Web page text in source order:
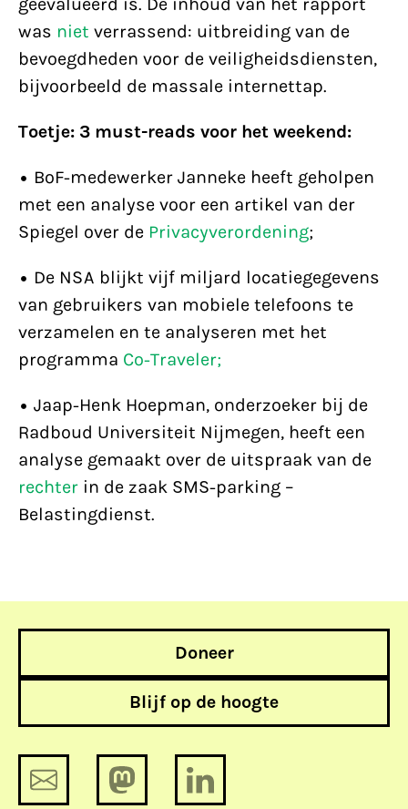
was niet verrassend: uitbreiding van de
bevoegdheden voor de veiligheidsdiensten,
bijvoorbeeld de massale internettap.
Toetje: 3 must-reads voor het weekend:
• BoF-medewerker Janneke heeft geholpen
met een analyse voor een artikel van der
Spiegel over de Privacyverordening;
• De NSA blijkt vijf miljard locatiegegevens
van gebruikers van mobiele telefoons te
verzamelen en te analyseren met het
programma Co-Traveler;
• Jaap-Henk Hoepman, onderzoeker bij de
Radboud Universiteit Nijmegen, heeft een
analyse gemaakt over de uitspraak van de
rechter in de zaak SMS-parking –
Belastingdienst.
Doneer
Blijf op de hoogte